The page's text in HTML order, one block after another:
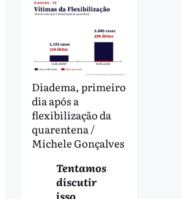
Diadema, primeiro
dia após a
flexibilização da
quarentena /
Michele Gonçalves
Tentamos
discutir
isso